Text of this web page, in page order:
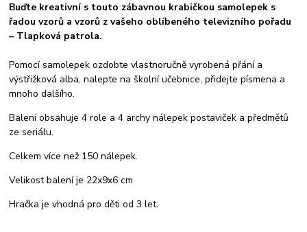
Buďte kreativní s touto zábavnou krabičkou samolepek s
řadou vzorů a vzorů z vašeho oblíbeného televizního pořadu
– Tlapková patrola.
Pomocí samolepek ozdobte vlastnoručně vyrobená přání a
výstřižková alba, nalepte na školní učebnice, přidejte písmena a
mnoho dalšího.
Balení obsahuje 4 role a 4 archy nálepek postaviček a předmětů
ze seriálu.
Celkem více než 150 nálepek.
Velikost balení je 22x9x6 cm
Hračka je vhodná pro děti od 3 let.